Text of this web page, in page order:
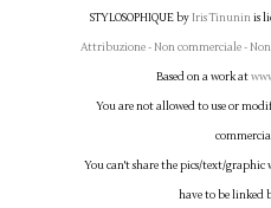
STYLOSOPHIQUEbyIris Tinuninis
Attribuzione - Non commerciale -
Based on a work at
You are not allowed to use or
You can't share the pics/text/
have to be linked